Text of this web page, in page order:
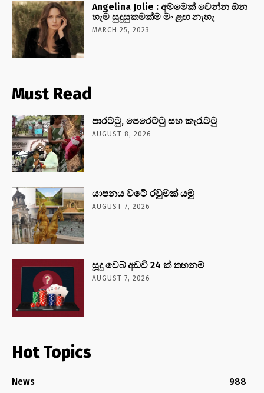
Angelina Jolie : අම්මෙක් වෙන්න ඕන
හැම සුදුසුකමක්ම මං ළඟ නැහැ
MARCH 25, 2023
Must Read
පාරට්ටු, පෙරෙට්ටු සහ කැරැට්ටු
AUGUST 8, 2026
යාපනය වටේ රවුමක් යමු
AUGUST 7, 2026
සූදු වෙබ් අඩවි 24 ක් තහනම්
AUGUST 7, 2026
Hot Topics
News
988